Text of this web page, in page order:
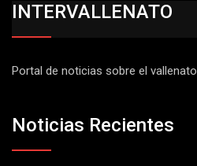
INTERVALLENATO
Portal de noticias sobre el vallenato
Noticias Recientes